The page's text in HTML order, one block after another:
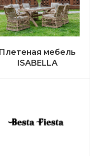
Плетеная мебель
ISABELLA